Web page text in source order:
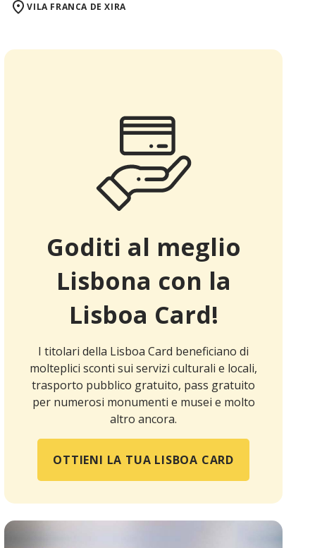
VILA FRANCA DE XIRA
Goditi al meglio
Lisbona con la
Lisboa Card!
I titolari della Lisboa Card beneficiano di
molteplici sconti sui servizi culturali e locali,
trasporto pubblico gratuito, pass gratuito
per numerosi monumenti e musei e molto
altro ancora.
OTTIENI LA TUA LISBOA CARD